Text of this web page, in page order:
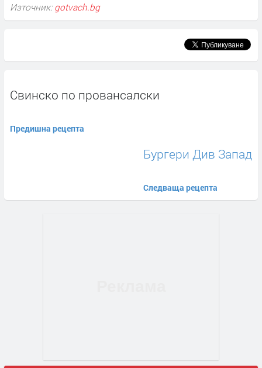
Източник: gotvach.bg
Свинско по провансалски
Предишна рецепта
Бургери Див Запад
Следваща рецепта